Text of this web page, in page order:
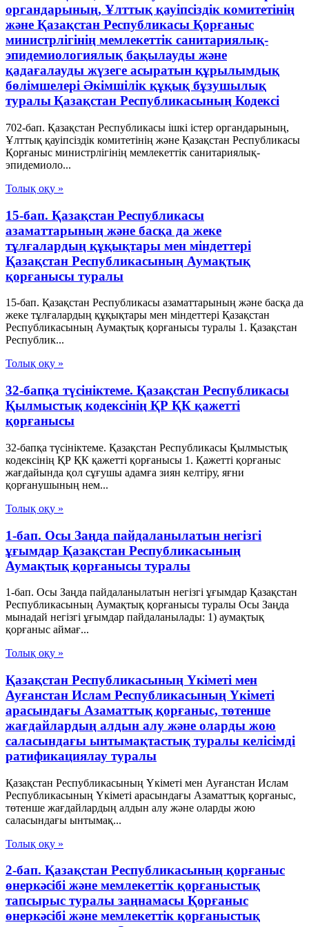
органдарының, Ұлттық қауiпсiздiк комитетiнiң
және Қазақстан Республикасы Қорғаныс
министрлiгiнiң мемлекеттік санитариялық-
эпидемиологиялық бақылауды және
қадағалауды жүзеге асыратын құрылымдық
бөлімшелері Әкімшілік құқық бұзушылық
туралы Қазақстан Республикасының Кодексі
702-бап. Қазақстан Республикасы ішкі істер органдарының,
Ұлттық қауiпсiздiк комитетiнiң және Қазақстан Республикасы
Қорғаныс министрлiгiнiң мемлекеттік санитариялық-
эпидемиоло...
Толық оқу »
15-бап. Қазақстан Республикасы
азаматтарының және басқа да жеке
тұлғалардың құқықтары мен міндеттері
Қазақстан Республикасының Аумақтық
қорғанысы туралы
15-бап. Қазақстан Республикасы азаматтарының және басқа да
жеке тұлғалардың құқықтары мен міндеттері Қазақстан
Республикасының Аумақтық қорғанысы туралы 1. Қазақстан
Республик...
Толық оқу »
32-бапқа түсініктеме. Қазақстан Республикасы
Қылмыстық кодексінің ҚР ҚК қажетті
қорғанысы
32-бапқа түсініктеме. Қазақстан Республикасы Қылмыстық
кодексінің ҚР ҚК қажетті қорғанысы 1. Қажетті қорғаныс
жағдайында қол сұғушы адамға зиян келтіру, яғни
қорғанушының нем...
Толық оқу »
1-бап. Осы Заңда пайдаланылатын негізгі
ұғымдар Қазақстан Республикасының
Аумақтық қорғанысы туралы
1-бап. Осы Заңда пайдаланылатын негізгі ұғымдар Қазақстан
Республикасының Аумақтық қорғанысы туралы Осы Заңда
мынадай негізгі ұғымдар пайдаланылады: 1) аумақтық
қорғаныс аймағ...
Толық оқу »
Қазақстан Республикасының Үкіметі мен
Ауғанстан Ислам Республикасының Үкіметі
арасындағы Азаматтық қорғаныс, төтенше
жағдайлардың алдын алу және оларды жою
саласындағы ынтымақтастық туралы келісімді
ратификациялау туралы
Қазақстан Республикасының Үкіметі мен Ауғанстан Ислам
Республикасының Үкіметі арасындағы Азаматтық қорғаныс,
төтенше жағдайлардың алдын алу және оларды жою
саласындағы ынтымақ...
Толық оқу »
2-бап. Қазақстан Республикасының қорғаныс
өнеркәсібі және мемлекеттік қорғаныстық
тапсырыс туралы заңнамасы Қорғаныс
өнеркәсібі және мемлекеттік қорғаныстық